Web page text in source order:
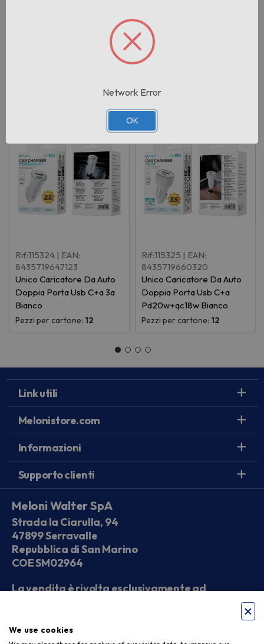
Rif:115324 | EAN:
8435719647123
Unico Caricatore Da Auto
Doppia Porta Usb C+a 3a
Bianco
Pezzi per cartone: 12
Rif:115325 | EAN:
8435719660320
Unico Caricatore Da Auto
Doppia Porta Usb C+a
Pd20w+qc18w Bianco
Pezzi per cartone: 12
Link utili
Melonistore.com
Informazioni
Supporto clienti
Meloni Walter SpA
Strada la Ciarulla, 94
47899 Serravalle
Repubblica di San Marino
COE SM02964
La vendita è rivolta esclusivamente ad
Seguici sui social
We use cookies
Network Error
OK